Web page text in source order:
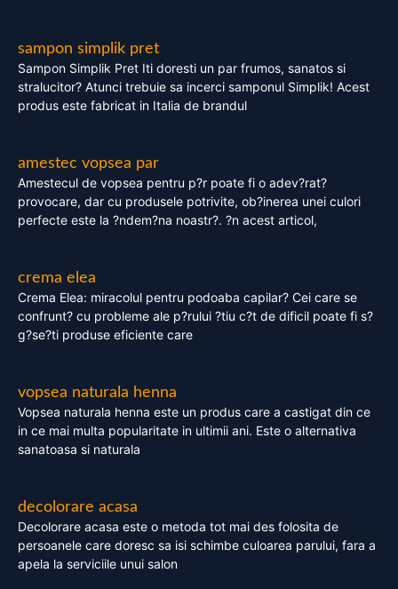
sampon simplik pret
Sampon Simplik Pret Iti doresti un par frumos, sanatos si
stralucitor? Atunci trebuie sa incerci samponul Simplik! Acest
produs este fabricat in Italia de brandul
amestec vopsea par
Amestecul de vopsea pentru p?r poate fi o adev?rat?
provocare, dar cu produsele potrivite, ob?inerea unei culori
perfecte este la ?ndem?na noastr?. ?n acest articol,
crema elea
Crema Elea: miracolul pentru podoaba capilar? Cei care se
confrunt? cu probleme ale p?rului ?tiu c?t de dificil poate fi s?
g?se?ti produse eficiente care
vopsea naturala henna
Vopsea naturala henna este un produs care a castigat din ce
in ce mai multa popularitate in ultimii ani. Este o alternativa
sanatoasa si naturala
decolorare acasa
Decolorare acasa este o metoda tot mai des folosita de
persoanele care doresc sa isi schimbe culoarea parului, fara a
apela la serviciile unui salon